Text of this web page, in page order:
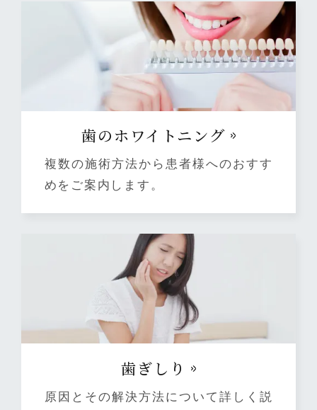
⻭のホワイトニング
複数の施術方法から患者様へのおすす
めをご案内します。
⻭ぎしり
原因とその解決方法について詳しく説